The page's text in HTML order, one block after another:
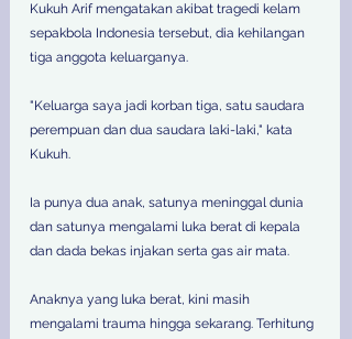
Kukuh Arif mengatakan akibat tragedi kelam
sepakbola Indonesia tersebut, dia kehilangan
tiga anggota keluarganya.
"Keluarga saya jadi korban tiga, satu saudara
perempuan dan dua saudara laki-laki," kata
Kukuh.
Ia punya dua anak, satunya meninggal dunia
dan satunya mengalami luka berat di kepala
dan dada bekas injakan serta gas air mata.
Anaknya yang luka berat, kini masih
mengalami trauma hingga sekarang. Terhitung